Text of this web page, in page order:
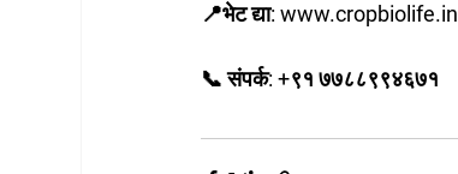
📍भेट द्या: www.cropbiolife.in
📞 संपर्क: +९१ ७७८८९९४६७१